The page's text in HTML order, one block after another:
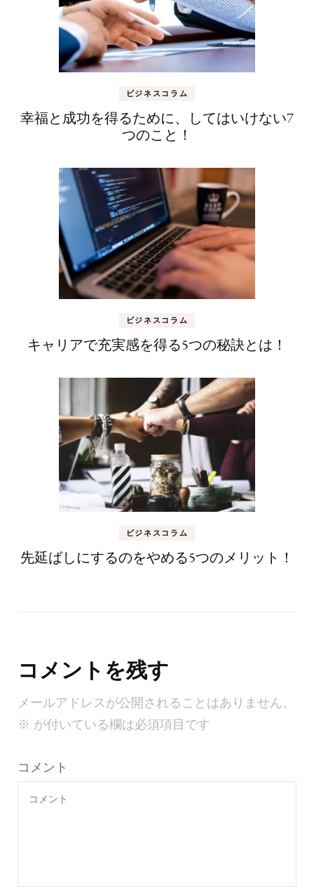
ビジネスコラム
幸福と成功を得るために、してはいけない7
つのこと！
ビジネスコラム
キャリアで充実感を得る5つの秘訣とは！
ビジネスコラム
先延ばしにするのをやめる5つのメリット！
コメントを残す
メールアドレスが公開されることはありません。
※ が付いている欄は必須項目です
コメント